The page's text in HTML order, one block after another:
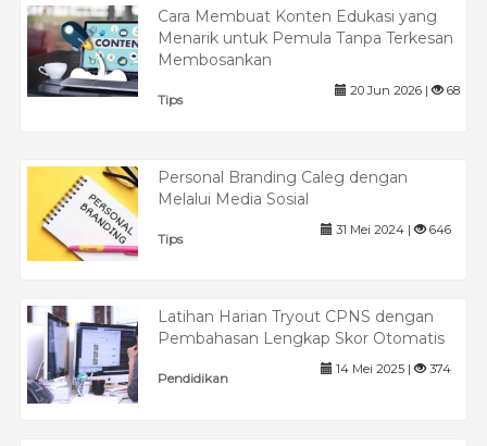
Cara Membuat Konten Edukasi yang
Menarik untuk Pemula Tanpa Terkesan
Membosankan
Tips
20 Jun 2026 | 68
Personal Branding Caleg dengan
Melalui Media Sosial
Tips
31 Mei 2024 | 646
Latihan Harian Tryout CPNS dengan
Pembahasan Lengkap Skor Otomatis
Pendidikan
14 Mei 2025 | 374